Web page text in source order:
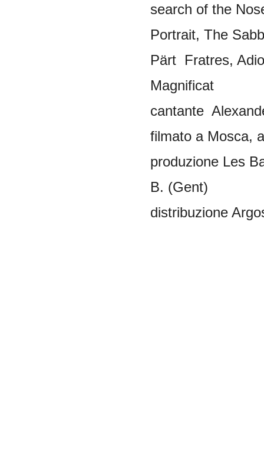
search of the
Portrait, The
Pärt Fratres,
Magnificat
cantante
filmato a Mosca,
produzione Les
B. (Gent)
distribuzione